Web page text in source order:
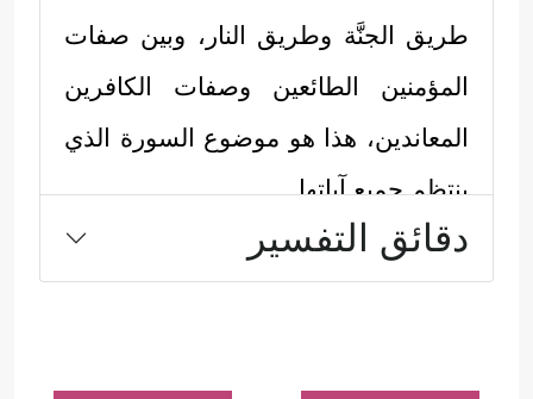
طريق الجنَّة وطريق النار، وبين صفات
المؤمنين الطائعين وصفات الكافرين
المعاندين، هذا هو موضوع السورة الذي
ينتظم جميع آياتها.
إنَّها سورة البيان الذي لا يدَعُ مجالًا
للغبش والالتواء، ولا للشكِّ والتردد؛
دقائق التفسير